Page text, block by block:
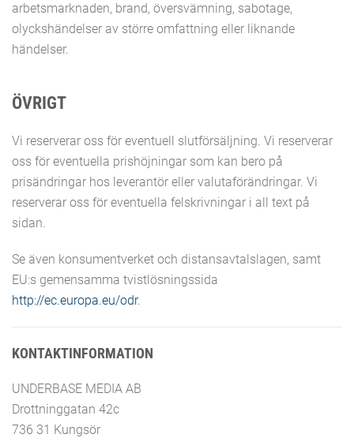
arbetsmarknaden, brand, översvämning, sabotage,
olyckshändelser av större omfattning eller liknande
händelser.
ÖVRIGT
Vi reserverar oss för eventuell slutförsäljning. Vi reserverar
oss för eventuella prishöjningar som kan bero på
prisändringar hos leverantör eller valutaförändringar. Vi
reserverar oss för eventuella felskrivningar i all text på
sidan.
Se även konsumentverket och distansavtalslagen, samt
EU:s gemensamma tvistlösningssida
http://ec.europa.eu/odr.
KONTAKTINFORMATION
UNDERBASE MEDIA AB
Drottninggatan 42c
736 31 Kungsör